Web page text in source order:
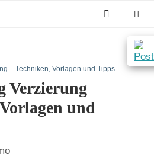
– Techniken, Vorlagen und Tipps
Verzierung
und